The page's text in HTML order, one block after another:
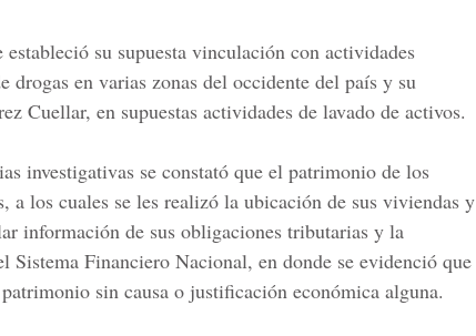
estableció su supuesta vinculación con actividades
drogas en varias zonas del occidente del país y su
Cuellar, en supuestas actividades de lavado de activos.
investigativas se constató que el patrimonio de los
a los cuales se les realizó la ubicación de sus viviendas y
información de sus obligaciones tributarias y la
Sistema Financiero Nacional, en donde se evidenció que
sin causa o justificación económica alguna.